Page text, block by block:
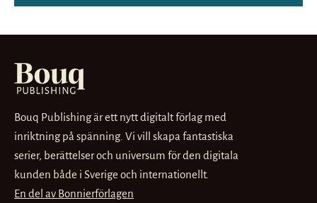
Bouq Publishing är ett nytt digitalt förlag med
inriktning på spänning. Vi vill skapa fantastiska
serier, berättelser och universum för den digitala
kunden både i Sverige och internationellt.
En del av Bonnierförlagen